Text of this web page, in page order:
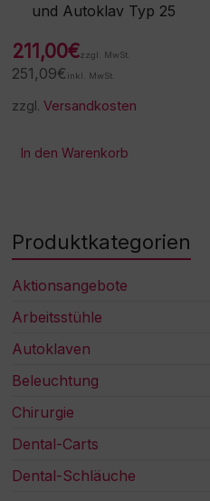
und Autoklav Typ 25
211,00€zzgl. MwSt.
251,09€ inkl. MwSt.
zzgl.Versandkosten
In den Warenkorb
Produktkategorien
Aktionsangebote
Arbeitsstühle
Autoklaven
Beleuchtung
Chirurgie
Dental-Carts
Dental-Schläuche